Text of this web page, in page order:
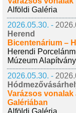
Alföldi Galéria
2026.05.30. -
Herend
Bicentenárium –
Herendi
Múzeum Alapítvány
2026.05.30. -
Varázsos vonalak
Galériában
Alföldi Galéria